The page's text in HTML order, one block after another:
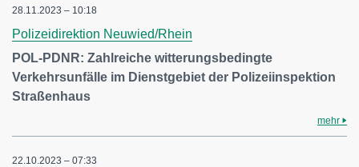
28.11.2023 – 10:18
Polizeidirektion Neuwied/Rhein
POL-PDNR: Zahlreiche witterungsbedingte
Verkehrsunfälle im Dienstgebiet der Polizeiinspektion
Straßenhaus
mehr
22.10.2023 – 07:33